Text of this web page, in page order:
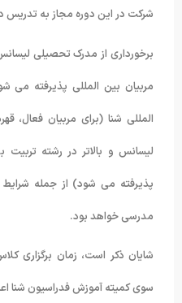
شرکت در این دوره مجاز به تدریس
برخورداری از مدرک تحصیلی
مربیان بین المللی پذیرفته می
المللی شنا (برای مربیان فعال،
لیسانس و بالاتر در رشته
پذیرفته می شود) از جمله
مدرسی خواهد بود.
شایان ذکر است، زمان برگزاری
سوی کمیته آموزش فدراسیون شنا